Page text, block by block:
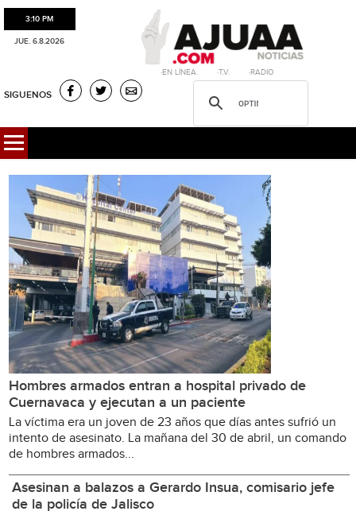
3:10 PM
JUE. 6.8.2026
·EN LÍNEA. ·T.V. ·RADIO
SIGUENOS
Hombres armados entran a hospital privado de
Cuernavaca y ejecutan a un paciente
La víctima era un joven de 23 años que días antes sufrió un
intento de asesinato. La mañana del 30 de abril, un comando
de hombres armados...
Asesinan a balazos a Gerardo Insua, comisario jefe
de la policía de Jalisco